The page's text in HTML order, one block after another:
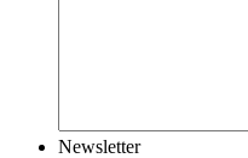
Newsletter